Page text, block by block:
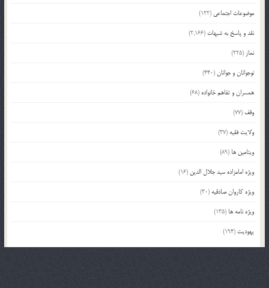
موضوعات اجتماعی (122)
نقد و پاسخ به شبهات (2,166)
نماز (225)
نوجوانان و جوانان(440)
همسران و تفاهم خانواده (68)
وقف (77)
ولایت فقیه (37)
ویتامین ها (89)
ویژه امامزاده سید جلال الدین (16)
ویژه کاروان صادقیه (30)
ویژه نامه ها (135)
یهودیت (194)